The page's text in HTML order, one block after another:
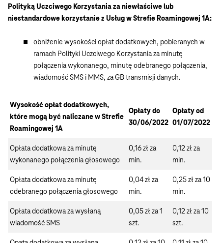
Polityką Uczciwego Korzystania za niewłaściwe lub
niestandardowe korzystanie z Usług w Strefie Roamingowej 1A:
obniżenie wysokości opłat dodatkowych, pobieranych w
ramach Polityki Uczciwego Korzystania za minutę
połączenia wykonanego, minutę odebranego połączenia,
wiadomość SMS i MMS, za GB transmisji danych.
Wysokość opłat dodatkowych,
które mogą być naliczane w Strefie
Roamingowej 1A
Opłaty do
30/06/2022
Opłaty od
01/07/2022
Opłata dodatkowa za minutę
wykonanego połączenia głosowego
0,16 zł za
min.
0,12 zł za
min.
Opłata dodatkowa za minutę
odebranego połączenia głosowego
0,04 zł za
min.
0,25 zł za 10
min.
Opłata dodatkowa za wysłaną
wiadomość SMS
0,05 zł za 1
szt.
0,12 zł za 10
szt.